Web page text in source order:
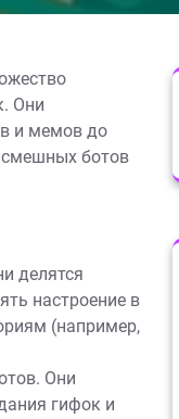
Они
и мемов до
смешных ботов
делятся
настроение в
(например,
Они
гифок и